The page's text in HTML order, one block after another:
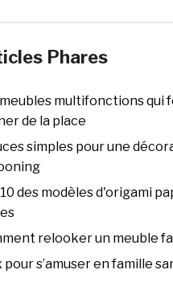
Phares
multifonctions qui
de la place
simples pour une
des modèles d'origami
relooker un meuble
pour s’amuser en famille